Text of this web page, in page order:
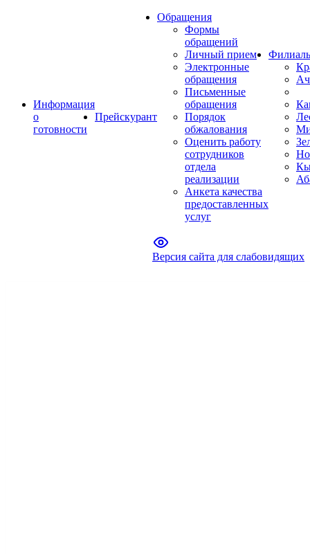
Информация
о
готовности
Прейскурант
Обращения
Формы
обращений
Личный прием
Электронные
обращения
Письменные
обращения
Порядок
обжалования
Оценить работу
сотрудников
отдела
реализации
Анкета качества
предоставленных
услуг
Версия сайта для слабовидящих